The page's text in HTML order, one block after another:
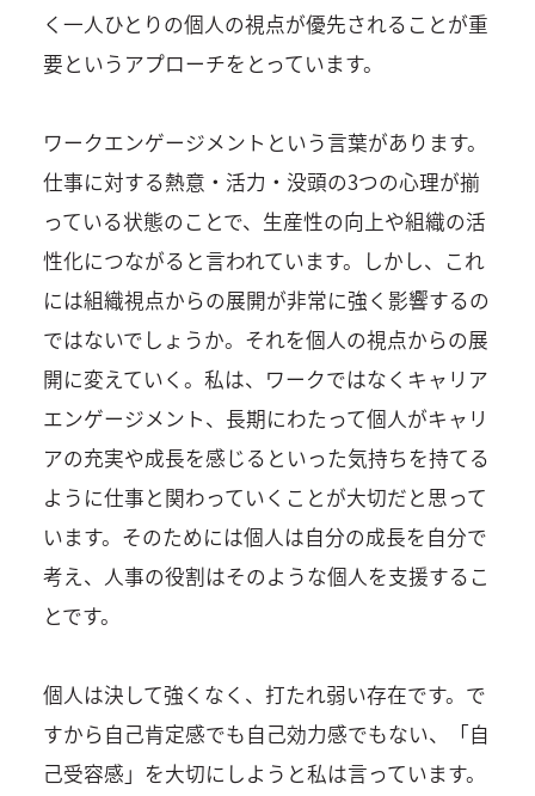
く一人ひとりの個人の視点が優先されることが重
要というアプローチをとっています。
ワークエンゲージメントという言葉があります。
仕事に対する熱意・活力・没頭の3つの心理が揃
っている状態のことで、生産性の向上や組織の活
性化につながると言われています。しかし、これ
には組織視点からの展開が非常に強く影響するの
ではないでしょうか。それを個人の視点からの展
開に変えていく。私は、ワークではなくキャリア
エンゲージメント、長期にわたって個人がキャリ
アの充実や成長を感じるといった気持ちを持てる
ように仕事と関わっていくことが大切だと思って
います。そのためには個人は自分の成長を自分で
考え、人事の役割はそのような個人を支援するこ
とです。
個人は決して強くなく、打たれ弱い存在です。で
すから自己肯定感でも自己効力感でもない、「自
己受容感」を大切にしようと私は言っています。